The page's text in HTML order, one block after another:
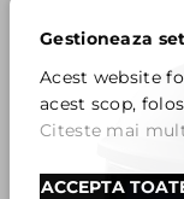
Gestioneaza
Acest website
acest scop,
Citeste mai
ACCEPTA